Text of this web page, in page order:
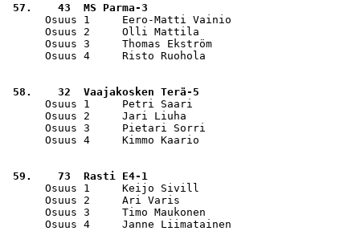
57.    43  MS Parma-3
Osuus 1     Eero-Matti Vainio
Osuus 2     Olli Mattila
Osuus 3     Thomas Ekström
Osuus 4     Risto Ruohola
58.    32  Vaajakosken Terä-5
Osuus 1     Petri Saari
Osuus 2     Jari Liuha
Osuus 3     Pietari Sorri
Osuus 4     Kimmo Kaario
59.    73  Rasti E4-1
Osuus 1     Keijo Sivill
Osuus 2     Ari Varis
Osuus 3     Timo Maukonen
Osuus 4     Janne Liimatainen